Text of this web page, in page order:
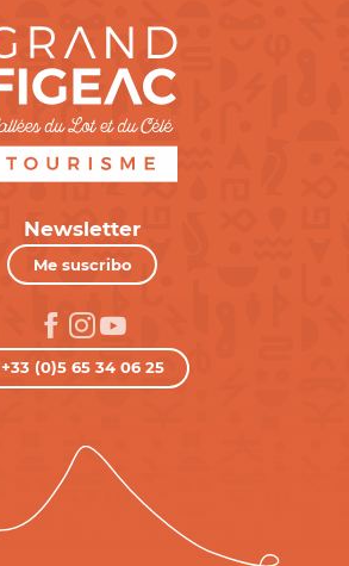
Newsletter
Me suscribo
+33 (0)5 65 34 06 25